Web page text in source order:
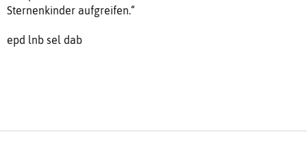
Sternenkinder aufgreifen.“
epd lnb sel dab